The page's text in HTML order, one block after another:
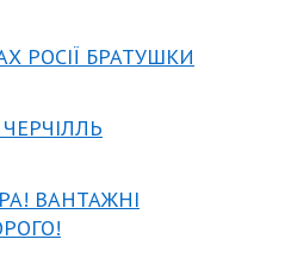
РОСІЇ БРАТУШКИ
ВАНТАЖНІ